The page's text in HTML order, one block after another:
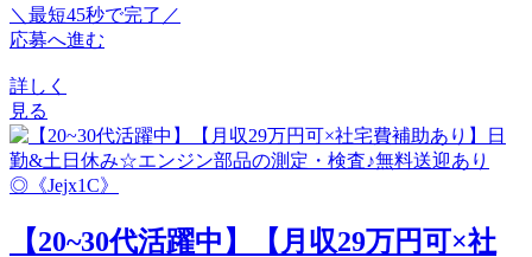
＼最短45秒で完了／
応募へ進む
詳しく
見る
【20~30代活躍中】【月収29万円可×社